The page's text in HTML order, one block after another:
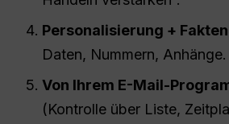
Personalisierung +
Daten, Nummern, Anhänge.
Von Ihrem E-Mail-
(Kontrolle über Liste,